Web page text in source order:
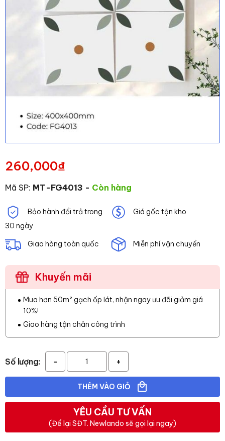
260,000₫
Mã SP: MT-FG4013 - Còn hàng
Bảo hành đổi trả trong
30 ngày
Giá gốc tận kho
Giao hàng toàn quốc Miễn phí vận chuyển
Khuyến mãi
Mua hơn 50m² gạch ốp lát, nhận ngay ưu đãi giảm giá
10%!
Giao hàng tận chân công trình
Số lượng: - +
THÊM VÀO GIỎ
YÊU CẦU TƯ VẤN
(Để lại SĐT. Newlando sẽ gọi lại ngay)